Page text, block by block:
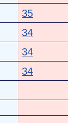
35
34
34
34